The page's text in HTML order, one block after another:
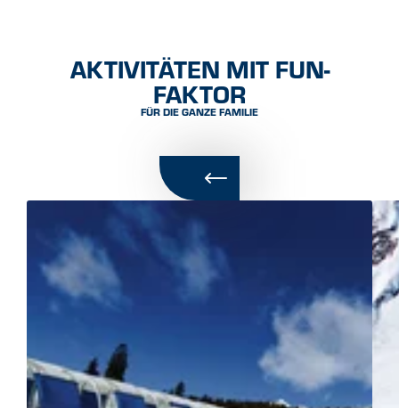
AKTIVITÄTEN MIT FUN-
FAKTOR
FÜR DIE GANZE FAMILIE